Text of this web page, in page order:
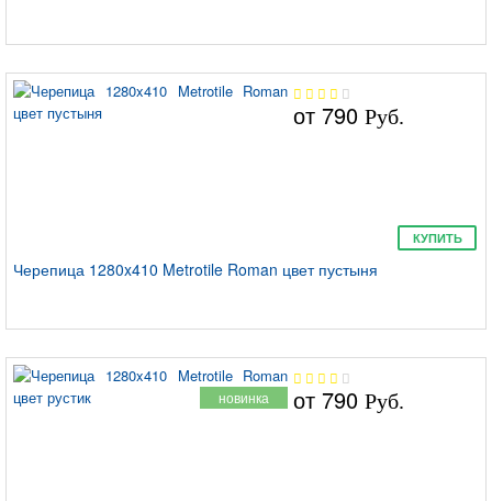
от 790 Руб.
КУПИТЬ
Черепица 1280x410 Metrotile Roman цвет пустыня
новинка от 790 Руб.